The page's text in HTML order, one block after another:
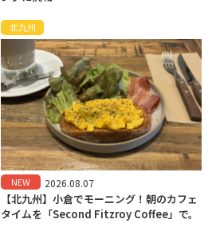
北九州
NEW 2026.08.07
【北九州】小倉でモーニング！朝のカフェ
タイムを「Second Fitzroy Coffee」で。